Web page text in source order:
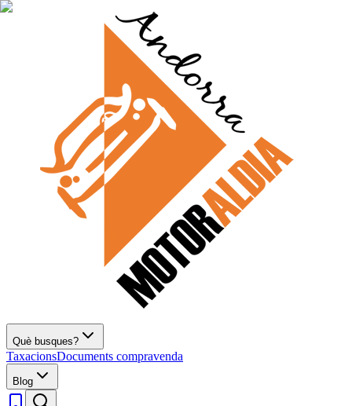
Què busques?
TaxacionsDocuments compravenda
Blog